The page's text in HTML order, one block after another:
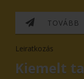
TOVÁBB
Leiratkozás
Kiemelt